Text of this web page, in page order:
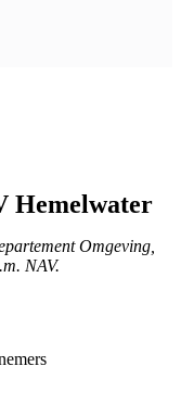
Hemelwater
Omgeving,
NAV.